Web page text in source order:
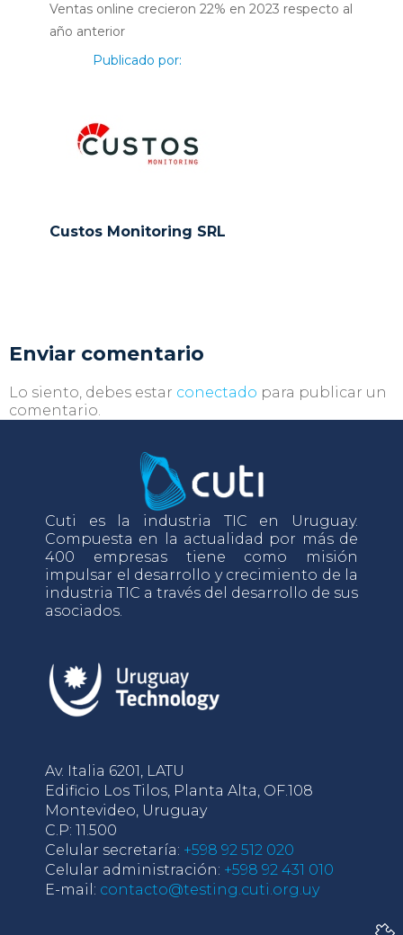
Ventas online crecieron 22% en 2023 respecto al
año anterior
Publicado por:
Custos Monitoring SRL
Enviar comentario
Lo siento, debes estar conectado para publicar un
comentario.
Cuti es la industria TIC en Uruguay.
Compuesta en la actualidad por más de
400 empresas tiene como misión
impulsar el desarrollo y crecimiento de la
industria TIC a través del desarrollo de sus
asociados.
Av. Italia 6201, LATU
Edificio Los Tilos, Planta Alta, OF.108
Montevideo, Uruguay
C.P: 11.500
Celular secretaría: +598 92 512 020
Celular administración: +598 92 431 010
E-mail: contacto@testing.cuti.org.uy